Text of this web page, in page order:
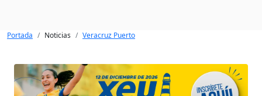
Portada Noticias Veracruz Puerto